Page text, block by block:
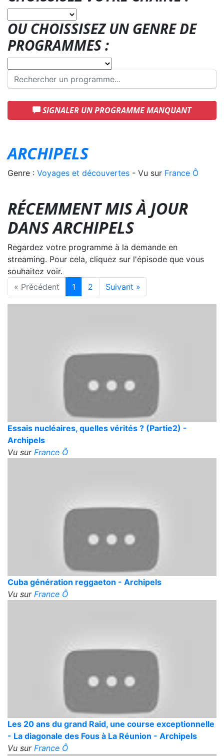
OU CHOISSISEZ UN GENRE DE
PROGRAMMES :
SIGNALER UN PROGRAMME MANQUANT
ARCHIPELS
Genre : Voyages et découvertes - Vu sur France Ô
RÉCEMMENT MIS À JOUR
DANS ARCHIPELS
Regardez votre programme à la demande en
streaming. Pour cela, cliquez sur l'épisode que vous
souhaitez voir.
« Précédent
1 2 Suivant »
Essais nucléaires, quelles vérités ? (Partie2) -
Archipels
Vu sur France Ô
Cuba génération reggaeton - Archipels
Vu sur France Ô
Les 20 ans du grand Raid, une course exceptionnelle
- La diagonale des Fous à La Réunion - Archipels
Vu sur France Ô